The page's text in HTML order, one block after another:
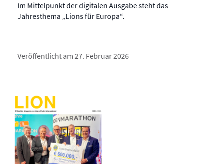
Im Mittelpunkt der digitalen Ausgabe steht das
Jahresthema „Lions für Europa“.
Veröffentlicht am 27. Februar 2026